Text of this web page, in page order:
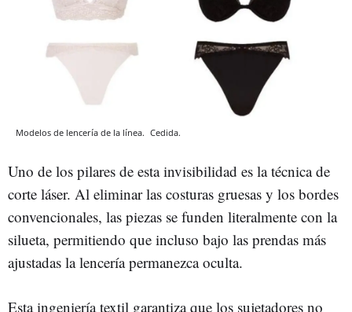
Modelos de lencería de la línea. Cedida.
Uno de los pilares de esta invisibilidad es la técnica de
corte láser. Al eliminar las costuras gruesas y los bordes
convencionales, las piezas se funden literalmente con la
silueta, permitiendo que incluso bajo las prendas más
ajustadas la lencería permanezca oculta.
Esta ingeniería textil garantiza que los sujetadores no